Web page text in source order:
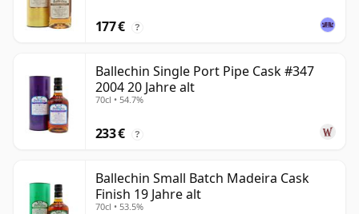
177 € ?
Ballechin Single Port Pipe Cask #347
2004 20 Jahre alt
70cl • 54.7%
233 € ?
Ballechin Small Batch Madeira Cask
Finish 19 Jahre alt
70cl • 53.5%